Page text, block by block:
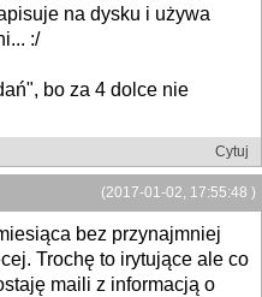
na dysku i używa
:/
bo za 4 dolce nie
Cytuj
(2017-01-02, 17:55:48 )
bez przynajmniej
Trochę to irytujące ale co
maili z informacją o